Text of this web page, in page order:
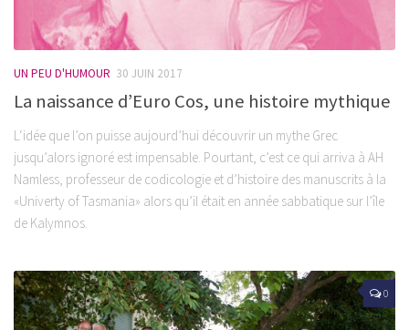
UN PEU D'HUMOUR 30 JUIN 2017
La naissance d’Euro Cos, une histoire mythique
L‘idée que l’on puisse aujourd’hui découvrir un mythe Grec
jusqu’alors ignoré est impensable. Pourtant, c’est ce qui arriva à AH
Namless, professeur de codicologie et d’histoire des manuscrits à la
«Univerty of Tasmania» alors qu’il était en année sabbatique sur l’île
de Kalymnos.
0